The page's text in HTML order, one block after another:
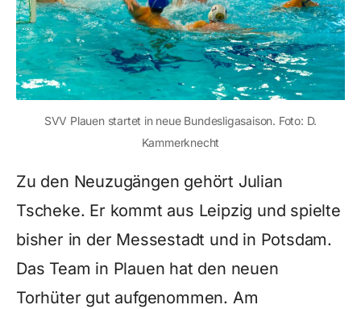
SVV Plauen startet in neue Bundesligasaison. Foto: D.
Kammerknecht
Zu den Neuzugängen gehört Julian
Tscheke. Er kommt aus Leipzig und spielte
bisher in der Messestadt und in Potsdam.
Das Team in Plauen hat den neuen
Torhüter gut aufgenommen. Am